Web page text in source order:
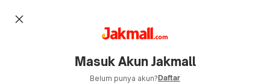
close
Masuk Akun Jakmall
Belum punya akun?Daftar